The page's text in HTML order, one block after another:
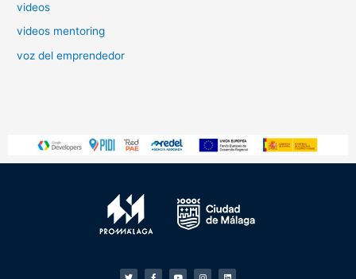
videos
videos mentoring
voz del emprendedor